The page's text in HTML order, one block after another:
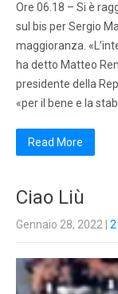
Ore 06.18 – Si è
sul bis per Sergio
maggioranza.
ha detto Matteo
presidente della
«per il bene e la
Read More
Ciao Liù
Gennaio 28, 2022